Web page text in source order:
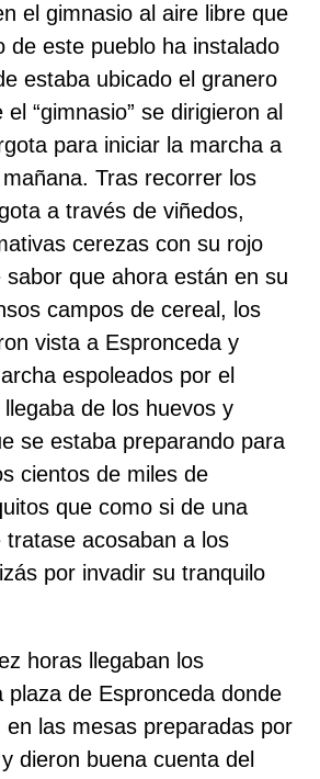
el gimnasio al aire libre que
de este pueblo ha instalado
estaba ubicado el granero
“gimnasio” se dirigieron al
para iniciar la marcha a
Tras recorrer los
a través de viñedos,
cerezas con su rojo
sabor que ahora están en su
campos de cereal, los
vista a Espronceda y
espoleados por el
de los huevos y
se estaba preparando para
cientos de miles de
que como si de una
tratase acosaban a los
por invadir su tranquilo
llegaban los
plaza de Espronceda donde
las mesas preparadas por
dieron buena cuenta del